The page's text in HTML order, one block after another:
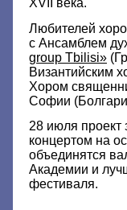
XVII века.
Любителей
с Ансамблем
group Tbilisi»
Византийским
Хором
Софии
28 июля
концертом на
объединятся
Академии и
фестиваля.